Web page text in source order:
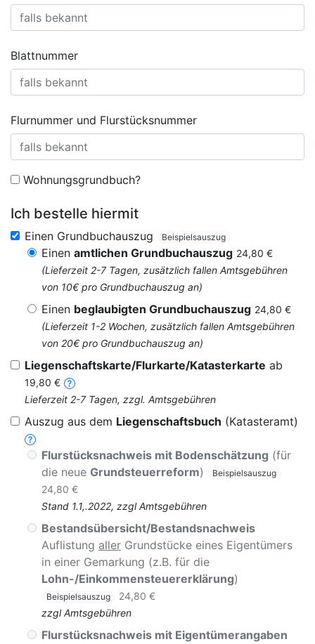
Blattnummer
Flurnummer und Flurstücksnummer
Wohnungsgrundbuch?
Ich bestelle hiermit
Einen Grundbuchauszug Beispielsauszug
Einen amtlichen Grundbuchauszug 24,80 €
(Lieferzeit 2-7 Tagen, zusätzlich fallen Amtsgebühren
von 10€ pro Grundbuchauszug an)
Einen beglaubigten Grundbuchauszug 24,80 €
(Lieferzeit 1-2 Wochen, zusätzlich fallen Amtsgebühren
von 20€ pro Grundbuchauszug an)
Liegenschaftskarte/Flurkarte/Katasterkarte ab
19,80 €
Lieferzeit 2-7 Tagen, zzgl. Amtsgebühren
Auszug aus dem Liegenschaftsbuch (Katasteramt)
Flurstücksnachweis mit Bodenschätzung (für
die neue Grundsteuerreform) Beispielsauszug
24,80 €
Stand 1.1,.2022, zzgl Amtsgebühren
Bestandsübersicht/Bestandsnachweis
Auflistung aller Grundstücke eines Eigentümers
in einer Gemarkung (z.B. für die
Lohn-/Einkommensteuererklärung)
Beispielsauszug
24,80 €
zzgl Amtsgebühren
Flurstücksnachweis mit Eigentümerangaben